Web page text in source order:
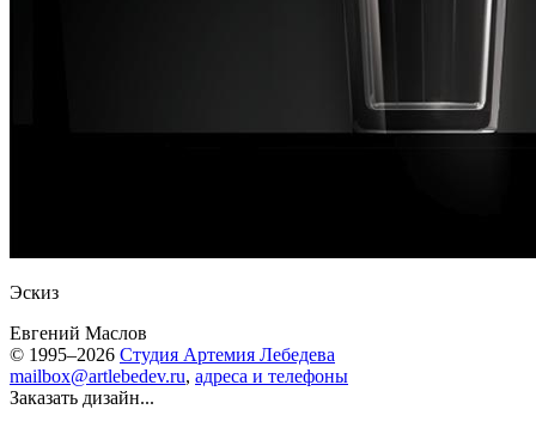
Эскиз
Евгений Маслов
© 1995–2026 Студия Артемия Лебедева
mailbox@artlebedev.ru, адреса и телефоны
Заказать дизайн...